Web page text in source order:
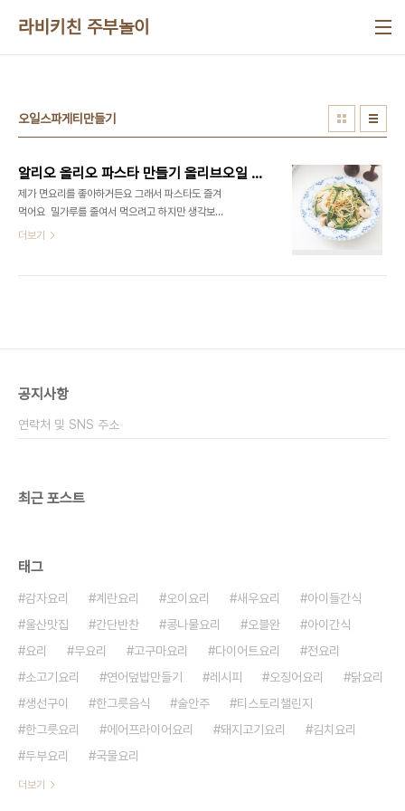
라비키친 주부놀이
오일스파게티만들기
알리오 올리오 파스타 만들기 올리브오일 새우 마늘쫑 파스타 레시피 오일 스파게티 만들기
제가 면요리를 좋아하거든요 그래서 파스타도 즐겨
먹어요 ​ 밀가루를 줄여서 먹으려고 하지만 생각보다
안 되는 것은 저만 그런가요? ㅠㅠ ​ 그래도 파스타 중
요즘 냉장고 파먹기 해서 재료들이 있어서 다 넣어보
에 물을 넉넉하게 넣어두고 소금 1/2스푼을 넣어..
더보기
공지사항
연락처 및 SNS 주소
최근 포스트
태그
감자요리 계란요리 오이요리 새우요리
아이들간식
울산맛집
간단반찬 콩나물요리 오블완
아이간식
요리
무요리 고구마요리 다이어트요리
전요리
소고기요리
연어덮밥만들기 레시피 오징어요리
닭요리
생선구이
한그릇음식 술안주
티스토리챌린지
한그릇요리
에어프라이어요리 돼지고기요리
김치요리
두부요리
국물요리
더보기